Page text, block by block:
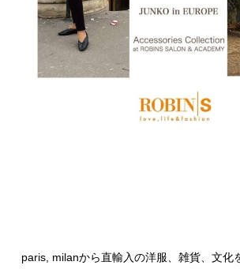
paris, milanから直輸入の洋服、雑貨、文化